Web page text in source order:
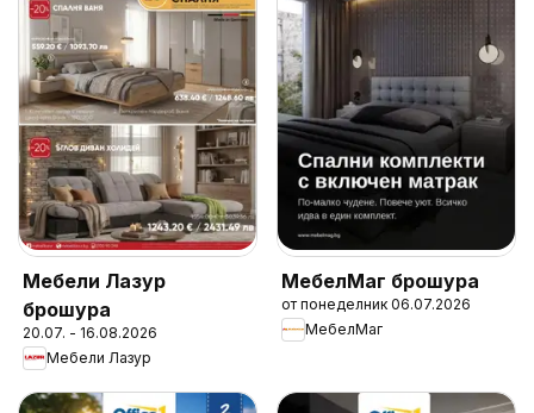
Мебели Лазур
брошура
20.07. - 16.08.2026
Мебели Лазур
МебелМаг брошура
от понеделник 06.07.2026
МебелМаг